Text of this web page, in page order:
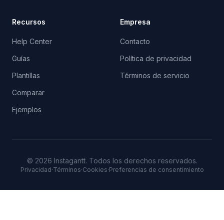
Recursos
Help Center
Guías
Plantillas
Comparar
Ejemplos
Empresa
Contacto
Política de privacidad
Términos de servicio
© 2026 Instagantt. Todos los derechos reservados.
Privacidad·Términos·Cookies·Preferencias de consentimiento